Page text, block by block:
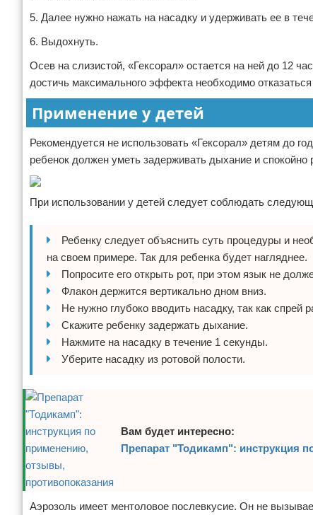
5. Далее нужно нажать на насадку и удерживать ее в
6. Выдохнуть.
Осев на слизистой, «Гексорал» остается на ней до 12
достичь максимального эффекта необходимо
Применение у детей
Рекомендуется не использовать «Гексорал» детям до
ребенок должен уметь задерживать дыхание и спокойно
При использовании у детей следует соблюдать
Ребенку следует объяснить суть процедуры и
на своем примере. Так для ребенка будет нагляднее.
Попросите его открыть рот, при этом язык не
Флакон держится вертикально дном вниз.
Не нужно глубоко вводить насадку, так как спрей
Скажите ребенку задержать дыхание.
Нажмите на насадку в течение 1 секунды.
Уберите насадку из ротовой полости.
Вам будет интересно:
Препарат "Тодикамп": инструкция
Аэрозоль имеет ментоловое послевкусие. Он не